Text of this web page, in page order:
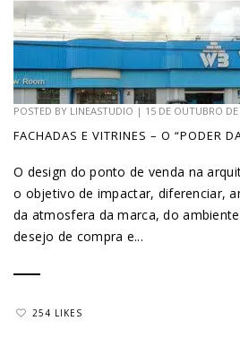
POSTED BY LINEASTUDIO | 15 DE OUTUBRO
FACHADAS E VITRINES – O “PODER
O design do ponto de venda na
o objetivo de impactar, diferenciar,
da atmosfera da marca, do
desejo de compra e...
254 LIKES